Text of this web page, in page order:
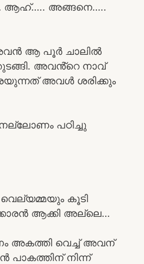
ആഹ്….. അങ്ങനെ…..
ആ പൂർ ചാലിൽ
അവൻ്റെ നാവ്
അവൾ ശരിക്കും
പഠിച്ചു
വെല്യമ്മയും കൂടി
ആക്കി അല്ലെ…
അകത്തി വെച്ച് അവന്
പാകത്തിന് നിന്ന്